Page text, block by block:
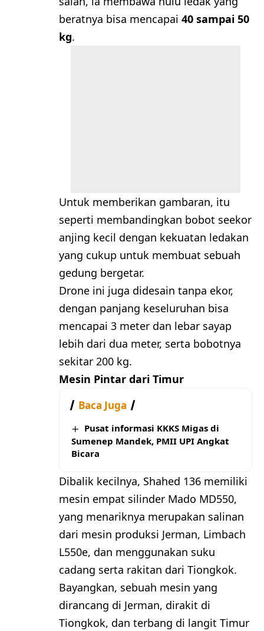
beratnya bisa mencapai 40 sampai 50
kg.
Untuk memberikan gambaran, itu
seperti membandingkan bobot seekor
anjing kecil dengan kekuatan ledakan
yang cukup untuk membuat sebuah
gedung bergetar.
Drone ini juga didesain tanpa ekor,
dengan panjang keseluruhan bisa
mencapai 3 meter dan lebar sayap
lebih dari dua meter, serta bobotnya
sekitar 200 kg.
Mesin Pintar dari Timur
Baca Juga
Pusat informasi KKKS Migas di
Sumenep Mandek, PMII UPI Angkat
Bicara
Dibalik kecilnya, Shahed 136 memiliki
mesin empat silinder Mado MD550,
yang menariknya merupakan salinan
dari mesin produksi Jerman, Limbach
L550e, dan menggunakan suku
cadang serta rakitan dari Tiongkok.
Bayangkan, sebuah mesin yang
dirancang di Jerman, dirakit di
Tiongkok, dan terbang di langit Timur